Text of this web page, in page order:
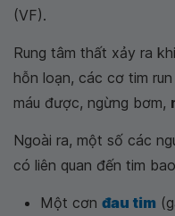
(VF).
Rung tâm thất xảy ra
hỗn loạn, các cơ tim
máu được, ngừng bơm,
Ngoài ra, một số các
có liên quan đến tim
Một cơn đau tim